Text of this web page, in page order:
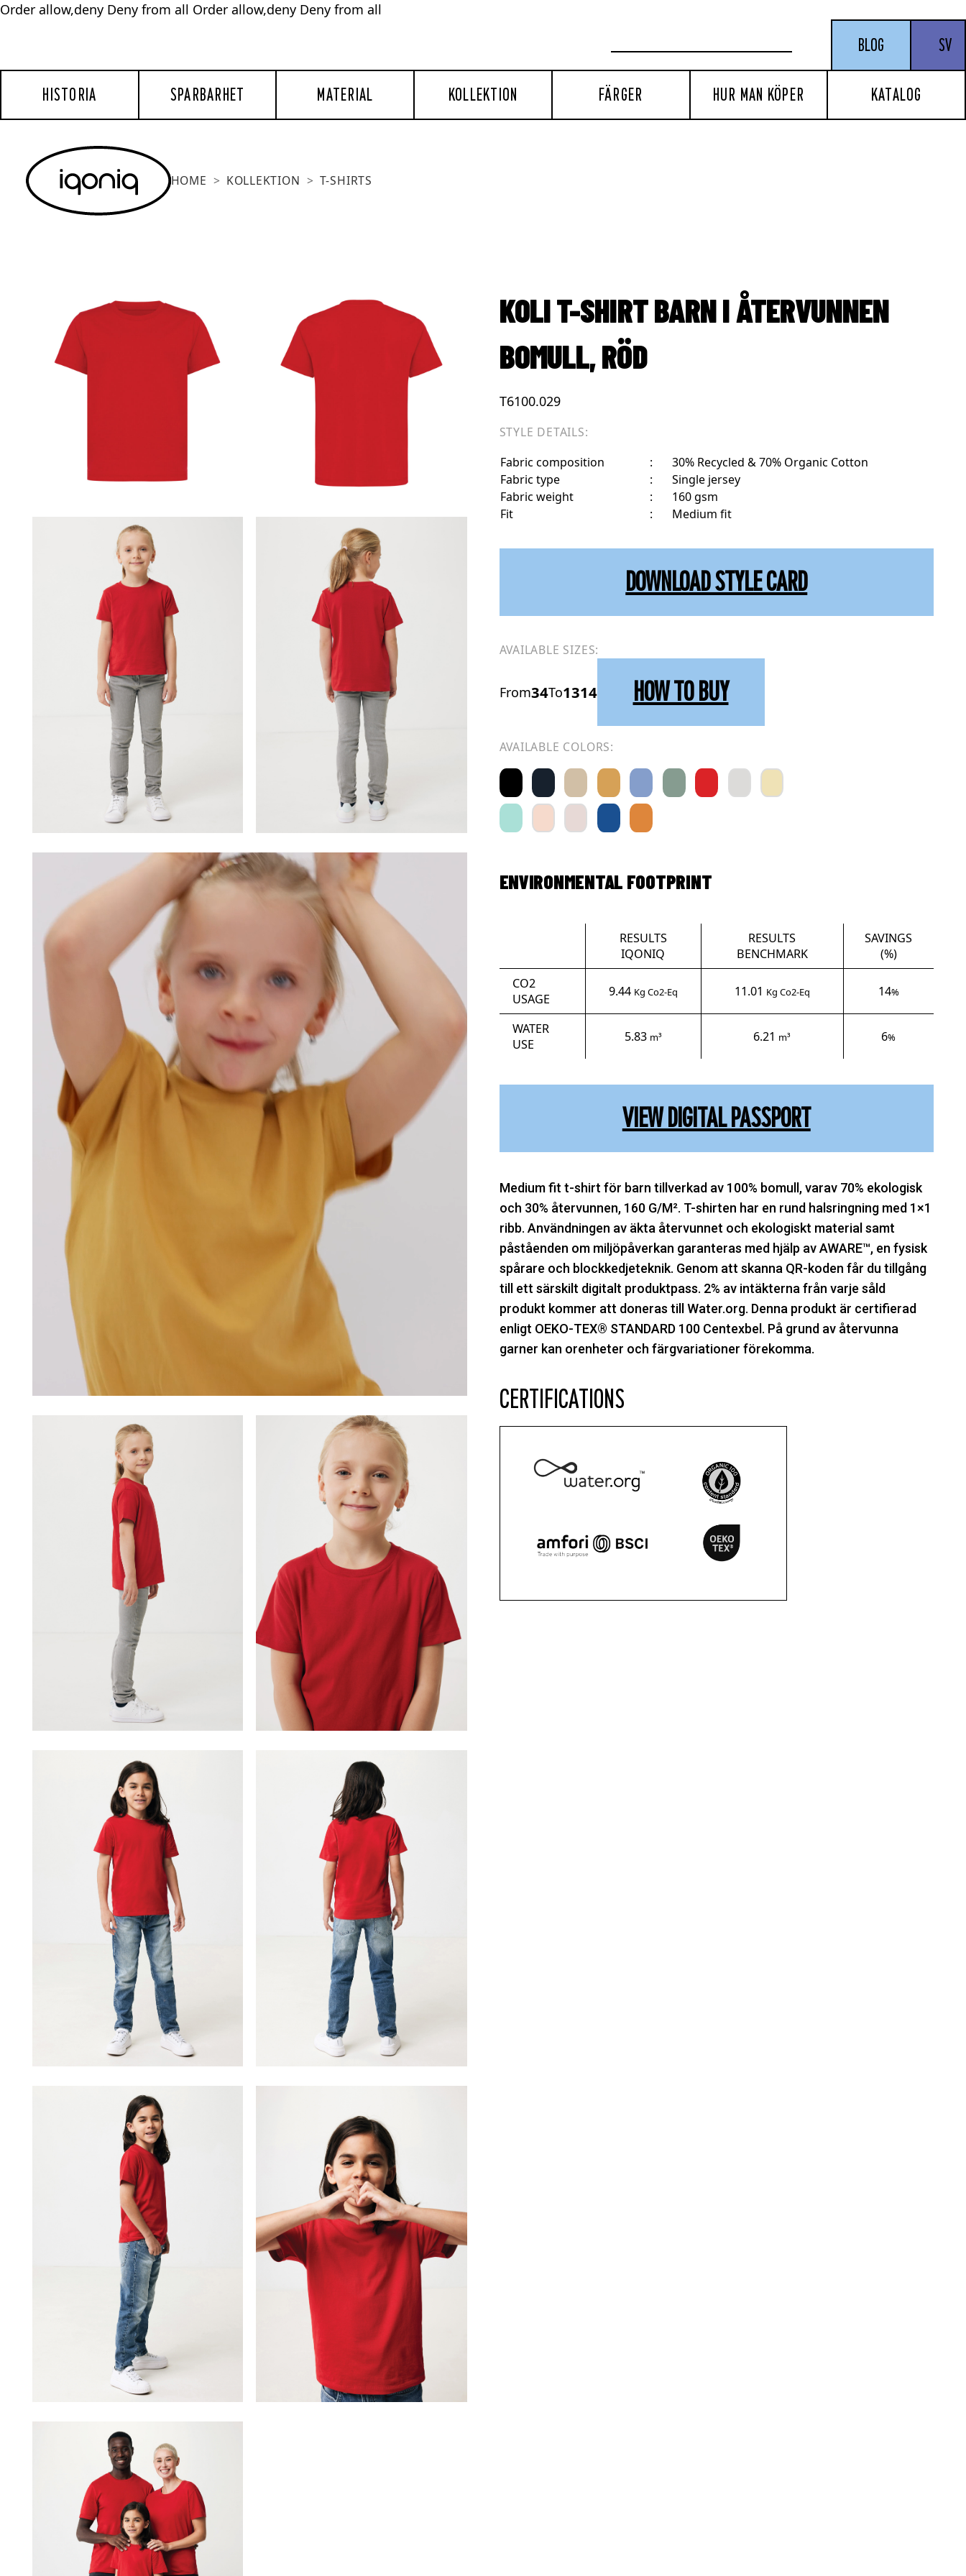
Order allow,deny Deny from all Order allow,deny Deny from all
BLOG SV
HISTORIA SPARBARHET MATERIAL KOLLEKTION FÄRGER HUR MAN KÖPER KATALOG
HOME KOLLEKTION T-SHIRTS
KOLI T-SHIRT BARN I ÅTERVUNNEN
BOMULL, RÖD
T6100.029
STYLE DETAILS:
Fabric composition
:
30% Recycled & 70% Organic Cotton
Fabric type
:
Single jersey
Fabric weight
:
160 gsm
Fit
: Medium fit
DOWNLOAD STYLE CARD
AVAILABLE SIZES:
From34To1314 HOW TO BUY
AVAILABLE COLORS:
ENVIRONMENTAL FOOTPRINT
RESULTS
IQONIQ
RESULTS
BENCHMARK
SAVINGS
(%)
CO2
USAGE
9.44 Kg Co2-Eq 11.01 Kg Co2-Eq 14%
WATER
USE
5.83 m³ 6.21 m³ 6%
VIEW DIGITAL PASSPORT
Medium fit t-shirt för barn tillverkad av 100% bomull, varav 70% ekologisk
och 30% återvunnen, 160 G/M². T-shirten har en rund halsringning med 1×1
ribb. Användningen av äkta återvunnet och ekologiskt material samt
påståenden om miljöpåverkan garanteras med hjälp av AWARE™, en fysisk
spårare och blockkedjeteknik. Genom att skanna QR-koden får du tillgång
till ett särskilt digitalt produktpass. 2% av intäkterna från varje såld
produkt kommer att doneras till Water.org. Denna produkt är certifierad
enligt OEKO-TEX® STANDARD 100 Centexbel. På grund av återvunna
garner kan orenheter och färgvariationer förekomma.
CERTIFICATIONS